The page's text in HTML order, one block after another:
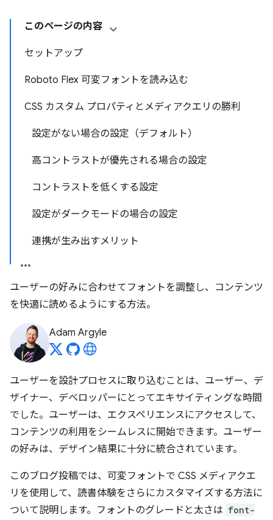
このページの内容
セットアップ
Roboto Flex 可変フォントを読み込む
CSS カスタム プロパティとメディアクエリの勝利
設定がない場合の設定（デフォルト）
高コントラストが優先される場合の設定
コントラストを低くする設定
設定がダークモードの場合の設定
連携が生み出すメリット
ユーザーの好みに合わせてフォントを調整し、コンテンツ
を快適に読めるようにする方法。
Adam Argyle
ユーザーを設計プロセスに取り込むことは、ユーザー、デ
ザイナー、デベロッパーにとってエキサイティングな時間
でした。ユーザーは、エクスペリエンスにアクセスして、
コンテンツの利用をシームレスに開始できます。ユーザー
の好みは、デザイン結果に十分に統合されています。
このブログ投稿では、可変フォントで CSS メディアクエ
リを使用して、読書体験をさらにカスタマイズする方法に
ついて説明します。フォントのグレードと太さは font-